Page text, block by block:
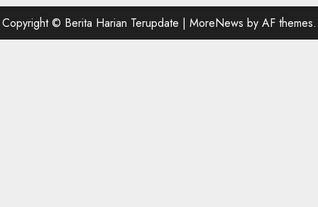
Copyright © Berita Harian Terupdate | MoreNews by AF themes.